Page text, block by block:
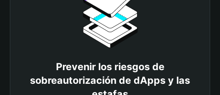
Prevenir los riesgos de
sobreautorización de dApps y las